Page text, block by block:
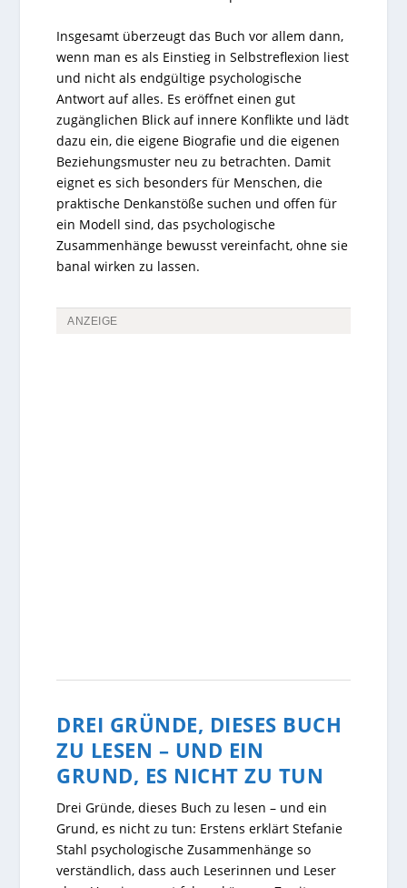
Insgesamt überzeugt das Buch vor allem dann,
wenn man es als Einstieg in Selbstreflexion liest
und nicht als endgültige psychologische
Antwort auf alles. Es eröffnet einen gut
zugänglichen Blick auf innere Konflikte und lädt
dazu ein, die eigene Biografie und die eigenen
Beziehungsmuster neu zu betrachten. Damit
eignet es sich besonders für Menschen, die
praktische Denkanstöße suchen und offen für
ein Modell sind, das psychologische
Zusammenhänge bewusst vereinfacht, ohne sie
banal wirken zu lassen.
ANZEIGE
DREI GRÜNDE, DIESES BUCH
ZU LESEN – UND EIN
GRUND, ES NICHT ZU TUN
Drei Gründe, dieses Buch zu lesen – und ein
Grund, es nicht zu tun: Erstens erklärt Stefanie
Stahl psychologische Zusammenhänge so
verständlich, dass auch Leserinnen und Leser